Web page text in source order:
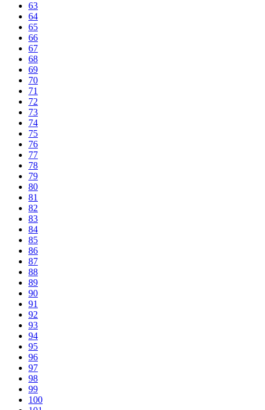
63
64
65
66
67
68
69
70
71
72
73
74
75
76
77
78
79
80
81
82
83
84
85
86
87
88
89
90
91
92
93
94
95
96
97
98
99
100